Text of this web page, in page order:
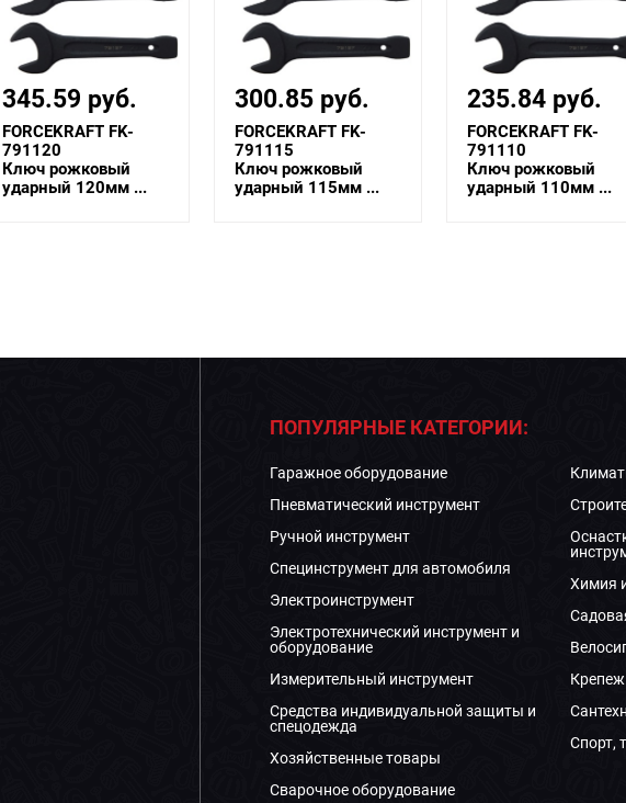
345.59 руб.
FORCEKRAFT FK-
791120
Ключ рожковый
ударный 120мм ...
300.85 руб.
FORCEKRAFT FK-
791115
Ключ рожковый
ударный 115мм ...
235.84 руб.
FORCEKRAFT FK-
791110
Ключ рожковый
ударный 110мм ...
ПОПУЛЯРНЫЕ КАТЕГОРИИ:
Гаражное оборудование
Пневматический инструмент
Ручной инструмент
Специнструмент для автомобиля
Электроинструмент
Электротехнический инструмент и
оборудование
Измерительный инструмент
Средства индивидуальной защиты и
спецодежда
Хозяйственные товары
Сварочное оборудование
Химия
Крепеж
Спорт,